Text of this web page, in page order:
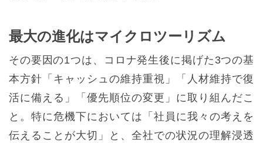
最大の進化はマイクロツーリズム
その要因の1つは、コロナ発生後に掲げた3つの基
本方針「キャッシュの維持重視」「人材維持で復
活に備える」「優先順位の変更」に取り組んだこ
と。特に危機下においては「社員に我々の考えを
伝えることが大切」と、全社での状況の理解浸透